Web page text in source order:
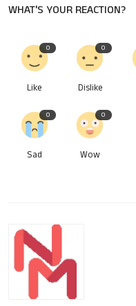
WHAT'S YOUR REACTION?
0
Like
0
Dislike
0
Sad
0
Wow